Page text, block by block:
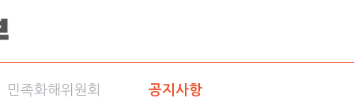
민족화해위원회 공지사항